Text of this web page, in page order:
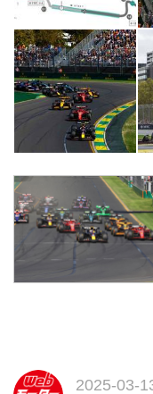
2025-03-